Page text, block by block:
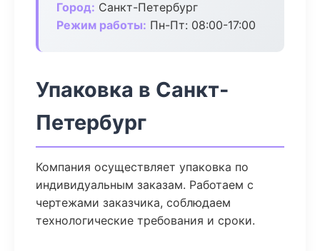
Город: Санкт-Петербург
Режим работы: Пн-Пт: 08:00-17:00
Упаковка в Санкт-
Петербург
Компания осуществляет упаковка по
индивидуальным заказам. Работаем с
чертежами заказчика, соблюдаем
технологические требования и сроки.